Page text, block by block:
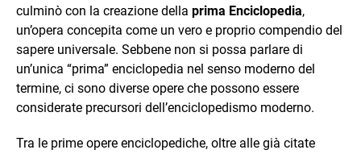
culminò con la creazione della prima Enciclopedia,
un’opera concepita come un vero e proprio compendio del
sapere universale. Sebbene non si possa parlare di
un’unica “prima” enciclopedia nel senso moderno del
termine, ci sono diverse opere che possono essere
considerate precursori dell’enciclopedismo moderno.
Tra le prime opere enciclopediche, oltre alle già citate